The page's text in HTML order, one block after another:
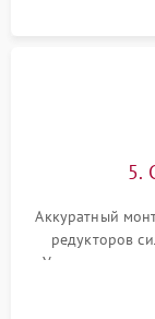
5.
Аккуратный
редукторов
Установка